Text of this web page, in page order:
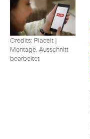
Credits: Placeit |
Montage, Ausschnitt
bearbeitet